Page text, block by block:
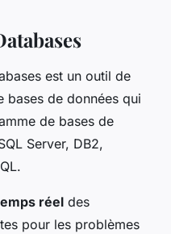
est un outil de
bases de données qui
de bases de
Server, DB2,
réel des
pour les problèmes